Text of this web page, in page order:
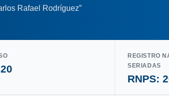
Rafael Rodríguez”
REGISTRO
SERIADAS
RNPS: